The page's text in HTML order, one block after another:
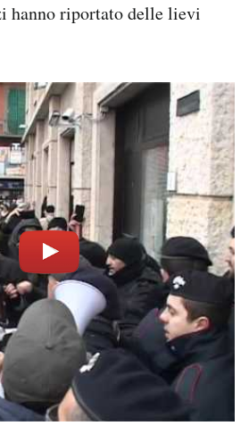
hanno riportato delle lievi